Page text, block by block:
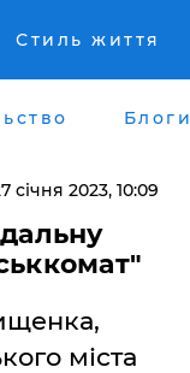
Стиль життя
Блоги
січня 2023, 10:09
міста